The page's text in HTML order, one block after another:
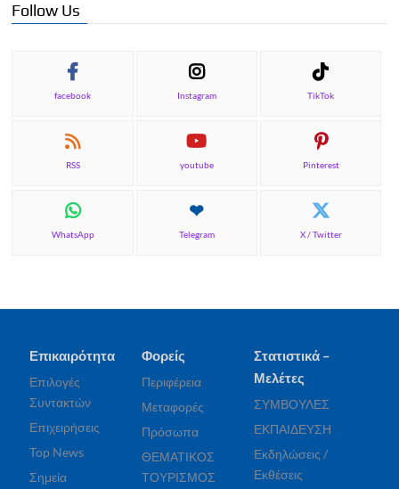
Follow Us
facebook Instagram TikTok
RSS youtube Pinterest
WhatsApp Telegram X / Twitter
Επικαιρότητα
Επιλογές
Συντακτών
Επιχειρήσεις
Top News
Σημεία
Φορείς
Περιφέρεια
Μεταφορές
Πρόσωπα
ΘΕΜΑΤΙΚΟΣ
ΤΟΥΡΙΣΜΟΣ
Στατιστικά –
Μελέτες
ΣΥΜΒΟΥΛΕΣ
ΕΚΠΑΙΔΕΥΣΗ
Εκδηλώσεις /
Εκθέσεις